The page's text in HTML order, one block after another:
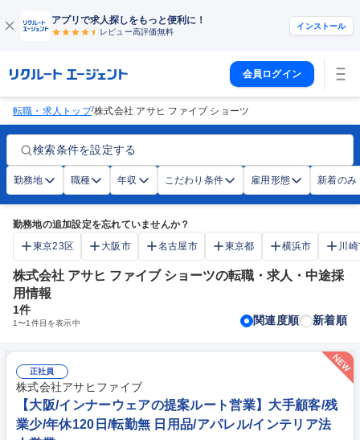
アプリで求人探しをもっと便利に！
レビュー高評価無料
インストール
会員ログイン
転職・求人トップ/株式会社 アサヒ ファイブ ショーツ
検索条件を設定する
勤務地 職種 年収 こだわり条件 雇用形態 新着のみ
勤務地の追加設定を忘れていませんか？
東京23区
大阪市 名古屋市 東京都 横浜市 川
株式会社 アサヒ ファイブ ショーツの転職・求人・中途採
用情報
1件
1〜1 件目を表示中 関連度順 新着順
正社員
株式会社アサヒファイブ
【大阪/インナーウェアの提案ルート営業】大手顧客/残
業少/年休120日/転勤無 日用品/アパレル/インテリア法